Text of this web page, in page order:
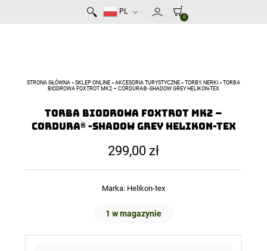
PL
0
STRONA GŁÓWNA » SKLEP ONLINE » AKCESORIA TURYSTYCZNE » TORBY, NERKI » TORBA
BIODROWA FOXTROT MK2 – CORDURA® -SHADOW GREY HELIKON-TEX
Torba Biodrowa Foxtrot Mk2 –
Cordura® -Shadow Grey Helikon-Tex
299,00 zł
Marka: Helikon-tex
1 w magazynie